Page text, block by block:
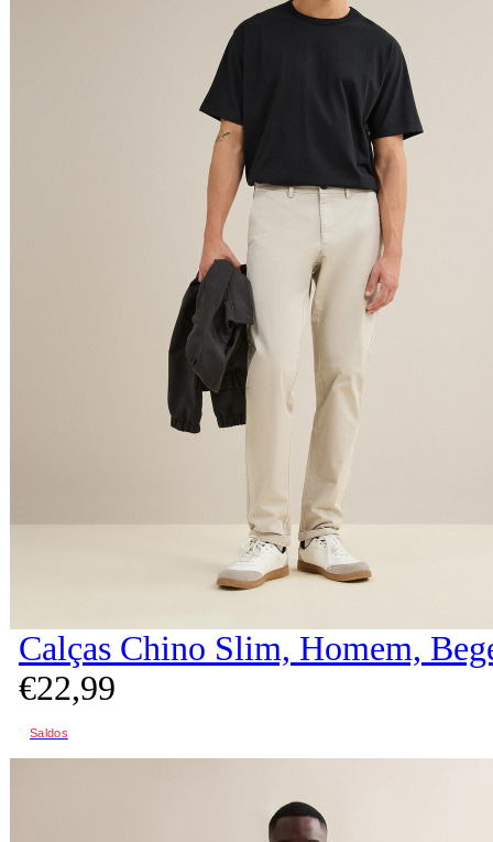
Calças Chino Slim, Homem,
€22,99
Saldos